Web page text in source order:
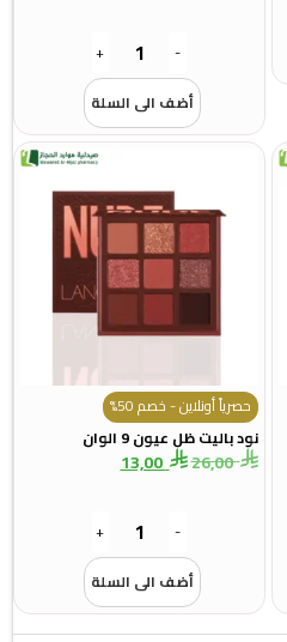
-
+
أضف الى السلة
حصرياً أونلاين - خصم 50%
نود باليت ظل عيون 9 الوان
26,00
13,00
-
+
أضف الى السلة